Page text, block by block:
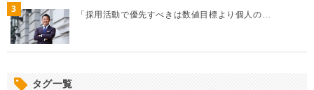
3 「採用活動で優先すべきは数値目標より個人の…
タグ一覧